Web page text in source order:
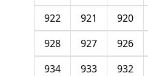
920
921
922
926
927
928
932
933
934